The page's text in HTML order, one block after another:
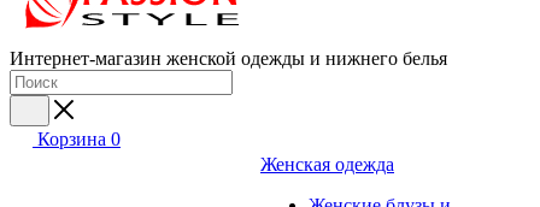
Интернет-магазин женской одежды и нижнего белья
Корзина 0
Женская одежда